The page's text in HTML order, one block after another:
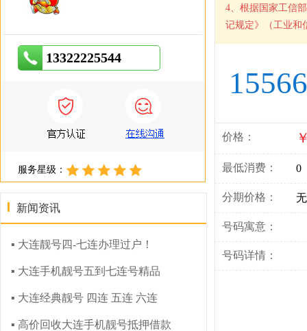
4、根据国家工信
记规定》（工业和
价格：
最低消费： 0
分期价格： 无
号码寓意：
号码详情：
13322225544
服务星级：
新闻资讯
▪ 大连靓号四-七连办理过户！
▪ 大连手机靓号五到七连号精品
▪ 大连经典靓号 四连 五连 六连
▪ 高价回收大连手机靓号抵押借款